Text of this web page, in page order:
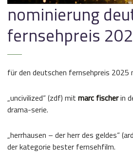
nominierung
fernsehpreis
für den deutschen fernsehpreis 2025
„uncivilized“ (zdf) mit marc fischerin
drama-serie.
„herrhausen – der herr des geldes“
der kategorie bester fernsehfilm.